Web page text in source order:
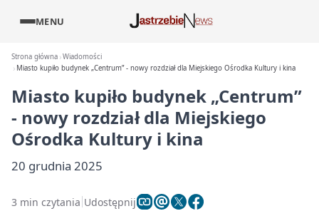
MENU
Strona główna Wiadomości
Miasto kupiło budynek „Centrum” - nowy rozdział dla Miejskiego Ośrodka Kultury i kina
Miasto kupiło budynek „Centrum”
- nowy rozdział dla Miejskiego
Ośrodka Kultury i kina
20 grudnia 2025
3 min czytania Udostępnij